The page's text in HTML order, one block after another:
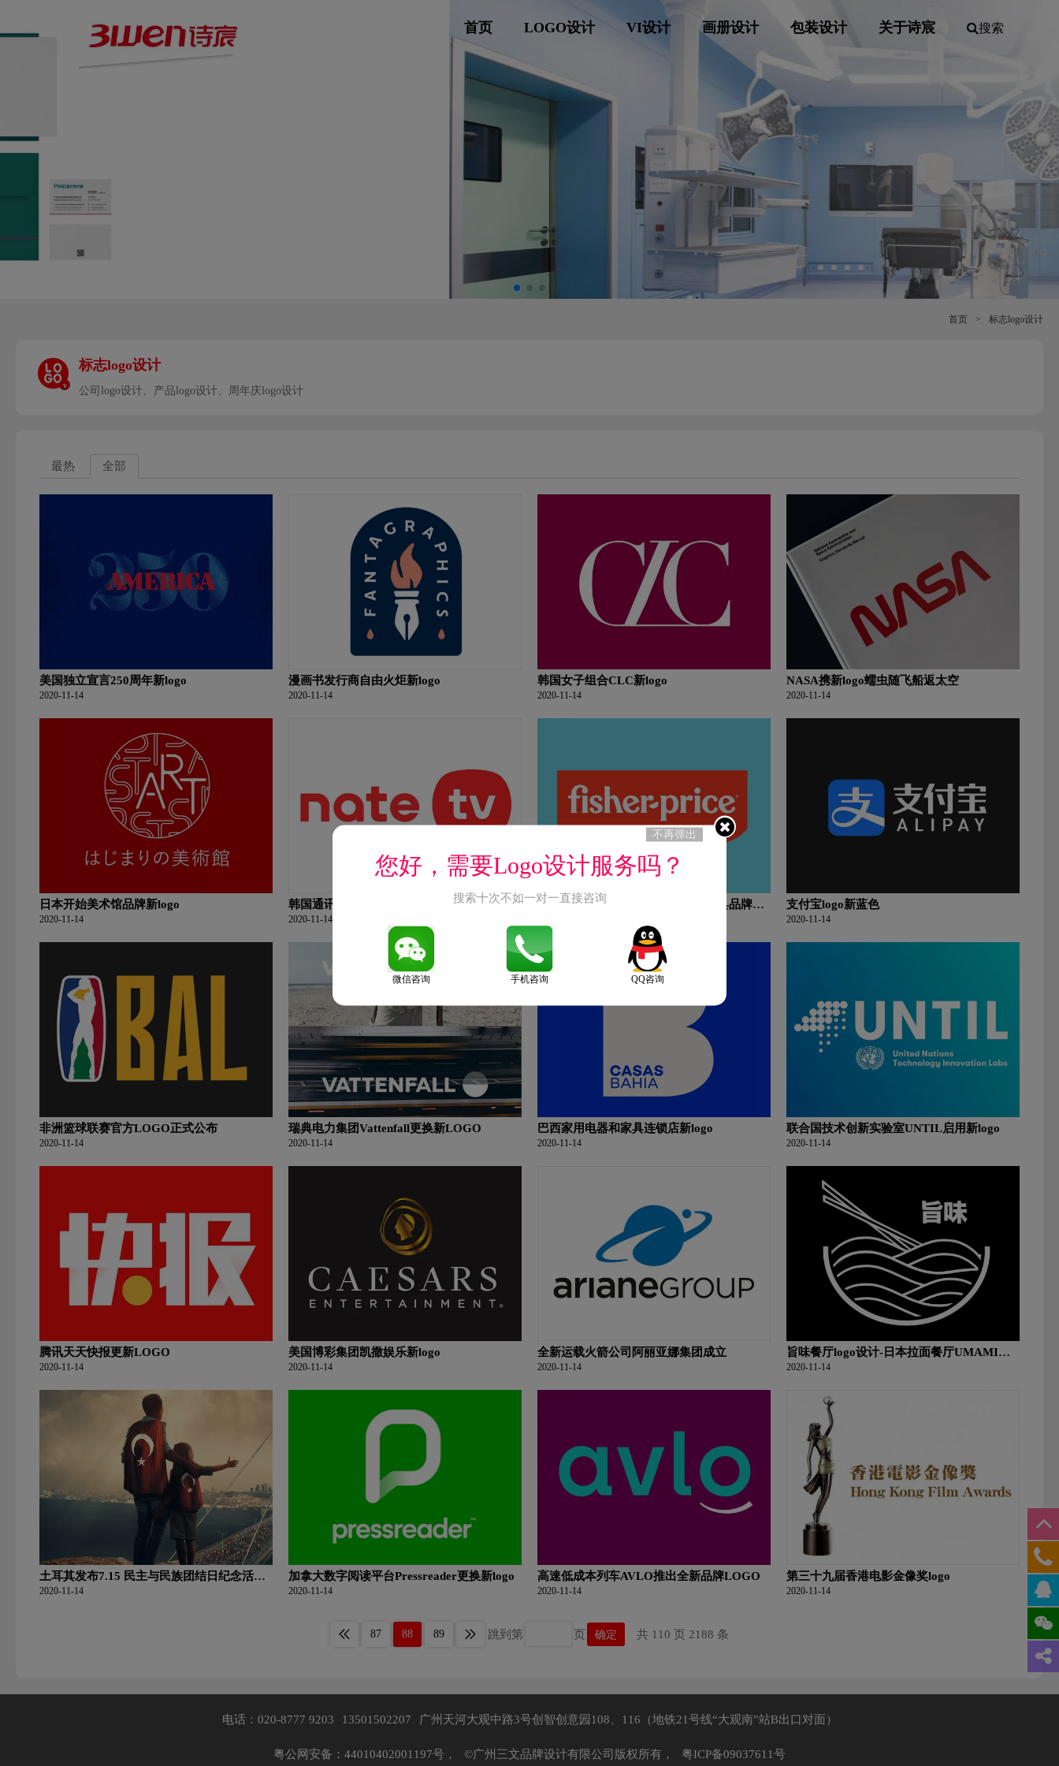
首页 LOGO设计 VI设计 画册设计 包装设计 关于诗宸 搜索
首页 > 标志logo设计
v
标志logo设计
公司logo设计、产品logo设计、周年庆logo设计
最热 全部
美国独立宣言250周年新logo
2020-11-14
漫画书发行商自由火炬新logo
2020-11-14
韩国女子组合CLC新logo
2020-11-14
NASA携新logo蠕虫随飞船返太空
2020-11-14
日本开始美术馆品牌新logo
2020-11-14
韩国通讯软件及网站的新logo
2020-11-14
费雪logo设计-美国著名早教益智玩具品牌
支付宝logo新蓝色
2020-11-14
非洲篮球联赛官方LOGO正式公布
2020-11-14
瑞典电力集团Vattenfall更换新LOGO
2020-11-14
巴西家用电器和家具连锁店新logo
2020-11-14
联合国技术创新实验室UNTIL启用新logo
2020-11-14
腾讯天天快报更新LOGO
2020-11-14
美国博彩集团凯撒娱乐新logo
2020-11-14
全新运载火箭公司阿丽亚娜集团成立
2020-11-14
旨味餐厅logo设计-日本拉面餐厅UMAMI品
牌形象设计
2020-11-14
土耳其发布7.15 民主与民族团结日纪念活动
LOGO
2020-11-14
加拿大数字阅读平台Pressreader更换新logo
2020-11-14
高速低成本列车AVLO推出全新品牌LOGO
2020-11-14
第三十九届香港电影金像奖logo
2020-11-14
87 88 89 跳到第 页 确定 共 110 页 2188 条
电话：020-8777 9203 13501502207 广州天河大观中路3号创智创意园108、116（地铁21号线“大观南”站B出口对面）
粤公网安备：44010402001197号， ©广州三文品牌设计有限公司版权所有， 粤ICP备09037611号
不再弹出
您好，需要Logo设计服务吗？
搜索十次不如一对一直接咨询
微信咨询 手机咨询 QQ咨询